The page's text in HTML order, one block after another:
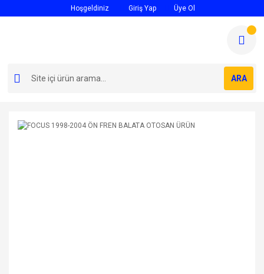
Hoşgeldiniz Giriş Yap Üye Ol
ARA